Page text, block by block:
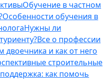
Обучение в частном
Особенности обучения в
Нужны ли
Все о профессии
двоечника и как от него
строительные
как помочь